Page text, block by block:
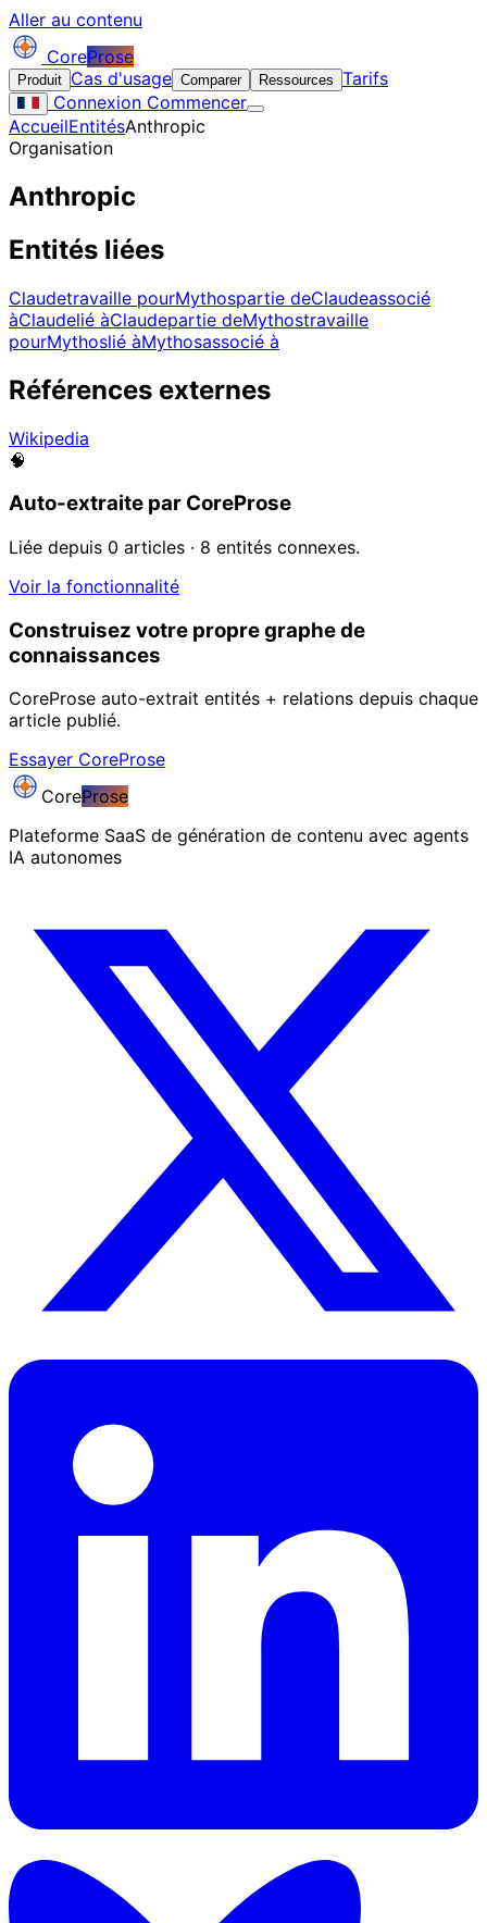
Aller au contenu
CoreProse
Produit Cas d'usage Comparer Ressources Tarifs
Connexion Commencer
AccueilEntitésAnthropic
Organisation
Anthropic
Entités liées
Claudetravaille pourMythospartie deClaudeassocié
àClaudelié àClaudepartie deMythostravaille
pourMythoslié àMythosassocié à
Références externes
Wikipedia
🧠
Auto-extraite par CoreProse
Liée depuis 0 articles · 8 entités connexes.
Voir la fonctionnalité
Construisez votre propre graphe de
connaissances
CoreProse auto-extrait entités + relations depuis chaque
article publié.
Essayer CoreProse
CoreProse
Plateforme SaaS de génération de contenu avec agents
IA autonomes